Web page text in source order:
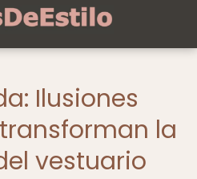
Ilusiones
la
vestuario